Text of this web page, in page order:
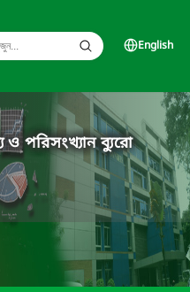
English
ও পরিসংখ্যান ব্যুরো